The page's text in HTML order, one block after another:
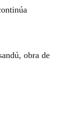
obra de